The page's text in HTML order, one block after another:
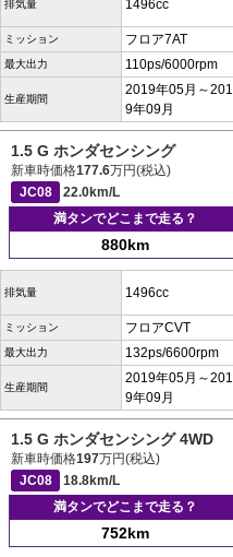
排気量 1496cc
ミッション フロア7AT
最大出力 110ps/6000rpm
生産期間
2019年05月～201
9年09月
1.5 G ホンダセンシング
新車時価格177.6万円(税込)
JC08
22.0km/L
満タンでどこまで走る？
880km
排気量 1496cc
ミッション フロアCVT
最大出力 132ps/6600rpm
生産期間
2019年05月～201
9年09月
1.5 G ホンダセンシング 4WD
新車時価格197万円(税込)
JC08
18.8km/L
満タンでどこまで走る？
752km